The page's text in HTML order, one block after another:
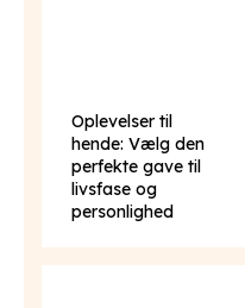
Oplevelser til
hende: Vælg den
perfekte gave til
livsfase og
personlighed